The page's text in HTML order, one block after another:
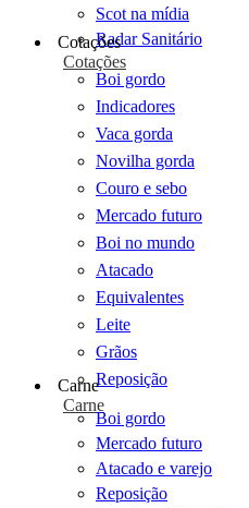
Scot na mídia
Radar Sanitário
Cotações
Cotações
Boi gordo
Indicadores
Vaca gorda
Novilha gorda
Couro e sebo
Mercado futuro
Boi no mundo
Atacado
Equivalentes
Leite
Grãos
Reposição
Carne
Carne
Boi gordo
Mercado futuro
Atacado e varejo
Reposição